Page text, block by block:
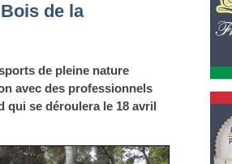
de la
de pleine nature
avec des professionnels
qui se déroulera le 18 avril